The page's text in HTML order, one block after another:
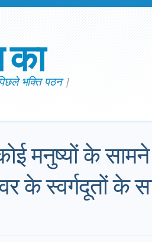
भक्ति पठन]
मनुष्यों के
के स्वर्गदूतों के